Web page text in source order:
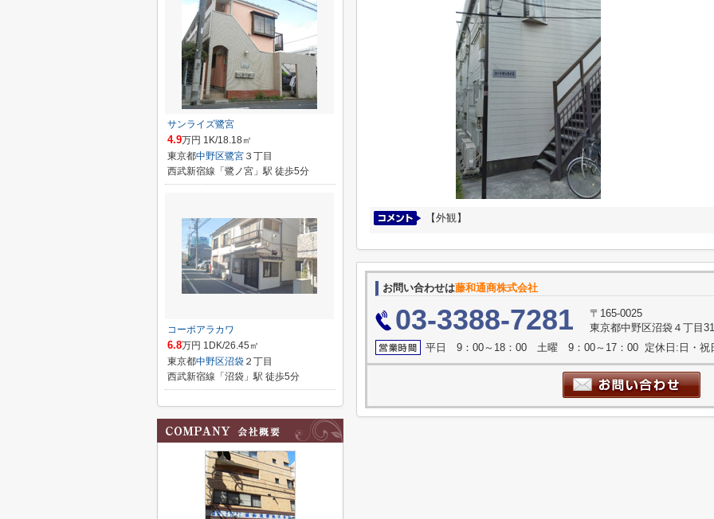
【外観】
お問い合わせは藤和通商株式会社
03-3388-7281
〒165-0025
東京都中野区沼袋４丁目
平日 9：00～18：00 土曜 9：00～17：00 定休日:日・祝
サンライズ鷺宮
4.9万円 1K/18.18㎡
東京都中野区鷺宮 ３丁目
西武新宿線「鷺ノ宮」駅 徒歩5分
コーポアラカワ
6.8万円 1DK/26.45㎡
東京都中野区沼袋 ２丁目
西武新宿線「沼袋」駅 徒歩5分